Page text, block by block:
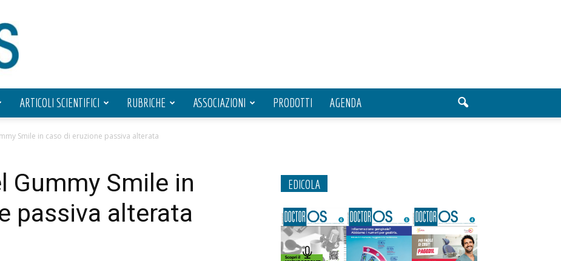
ARTICOLI SCIENTIFICI RUBRICHE ASSOCIAZIONI PRODOTTI AGENDA
Smile in caso di eruzione passiva alterata
Gummy Smile in
passiva alterata
EDICOLA